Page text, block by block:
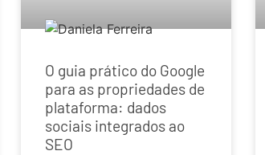
O guia prático do Google
para as propriedades de
plataforma: dados
sociais integrados ao
SEO